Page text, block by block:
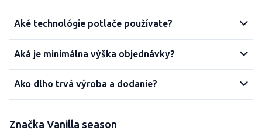
Aké technológie potlače používate?
Aká je minimálna výška objednávky?
Ako dlho trvá výroba a dodanie?
Značka Vanilla season